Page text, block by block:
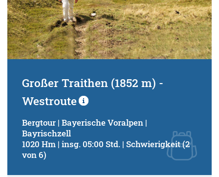
Großer Traithen (1852 m) -
Westroute
Bergtour | Bayerische Voralpen |
Bayrischzell
1020 Hm | insg. 05:00 Std. | Schwierigkeit (2
von 6)